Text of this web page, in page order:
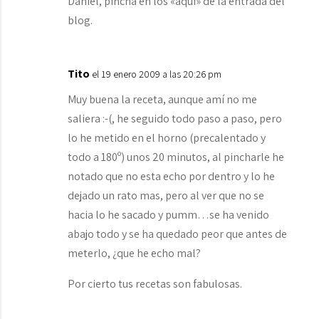
blog.
Tito el 19 enero 2009 a las 20:26 pm
Muy buena la receta, aunque amí no me
saliera :-(, he seguido todo paso a paso, pero
lo he metido en el horno (precalentado y
todo a 180º) unos 20 minutos, al pincharle he
notado que no esta echo por dentro y lo he
dejado un rato mas, pero al ver que no se
hacia lo he sacado y pumm…se ha venido
abajo todo y se ha quedado peor que antes de
meterlo, ¿que he echo mal?
Por cierto tus recetas son fabulosas.